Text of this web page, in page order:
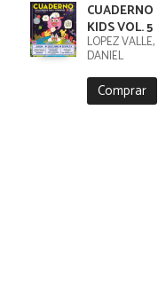
CUADERNO
KIDS VOL. 5
LÓPEZ VALLE,
DANIEL
Comprar